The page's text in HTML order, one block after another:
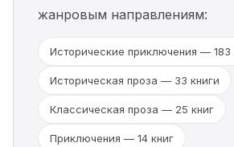
жанровым направлениям:
Исторические приключения — 183
Историческая проза — 33 книги
Классическая проза — 25 книг
Приключения — 14 книг